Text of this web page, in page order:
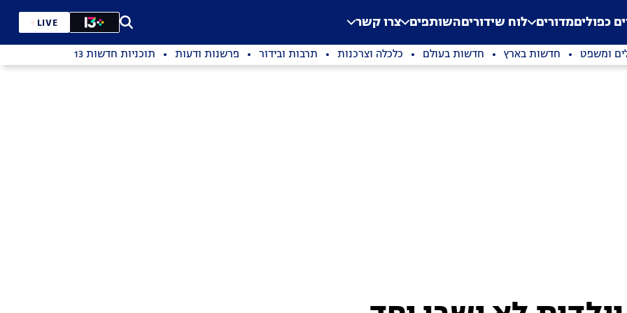
Application error: a
. כפוליםמדורים לוח שידוריםהשותפים צרו קשר LIVE
ומשפט חדשות בארץ חדשות בעולם כלכלה וצרכנות תרבות ובידור פרשנות ודעות תוכניות חדשות 13